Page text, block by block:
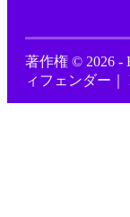
著作権 © 2026 -
ィフェンダー｜